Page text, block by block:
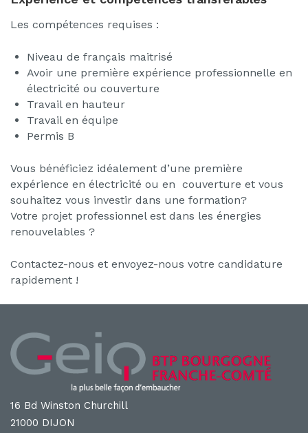
Les compétences requises :
Niveau de français maitrisé
Avoir une première expérience professionnelle en
électricité ou couverture
Travail en hauteur
Travail en équipe
Permis B
Vous bénéficiez idéalement d’une première
expérience en électricité ou en couverture et vous
souhaitez vous investir dans une formation?
Votre projet professionnel est dans les énergies
renouvelables ?
Contactez-nous et envoyez-nous votre candidature
rapidement !
16 Bd Winston Churchill
21000 DIJON